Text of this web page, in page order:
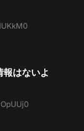
はないよ